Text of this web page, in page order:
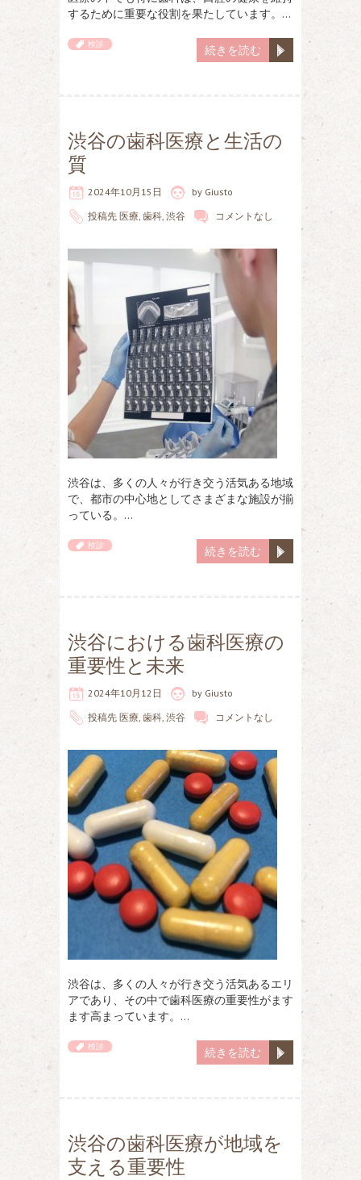
するために重要な役割を果たしています。…
続きを読む
検診
渋谷の歯科医療と生活の
質
2024年10月15日 by Giusto
投稿先 医療, 歯科, 渋谷 コメントなし
渋谷は、多くの人々が行き交う活気ある地域
で、都市の中心地としてさまざまな施設が揃
っている。…
続きを読む
検診
渋谷における歯科医療の
重要性と未来
2024年10月12日 by Giusto
投稿先 医療, 歯科, 渋谷 コメントなし
渋谷は、多くの人々が行き交う活気あるエリ
アであり、その中で歯科医療の重要性がます
ます高まっています。…
続きを読む
検診
渋谷の歯科医療が地域を
支える重要性